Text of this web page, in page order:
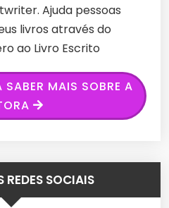
Ajuda pessoas
livros através do
ao Livro Escrito
MAIS SOBRE A
REDES SOCIAIS